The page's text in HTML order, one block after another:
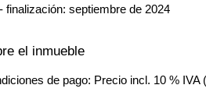
finalización: septiembre de 2024
el inmueble
de pago: Precio incl. 10 % IVA